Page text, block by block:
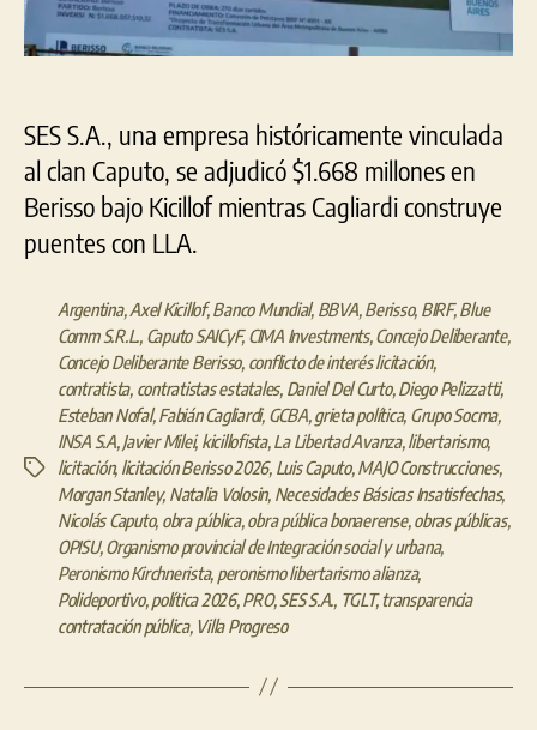
SES S.A., una empresa históricamente vinculada
al clan Caputo, se adjudicó $1.668 millones en
Berisso bajo Kicillof mientras Cagliardi construye
puentes con LLA.
Etiquetas
Argentina, Axel Kicillof,Banco Mundial, BBVA, Berisso, BIRF,Blue
Comm S.R.L.
Caputo SAICyF,CIMA Investments, Concejo Deliberante,
Concejo Deliberante Berisso, conflicto de interés licitación,
contratista, contratistas estatales, Daniel Del Curto, Diego Pelizzatti,
Esteban Nofal,Fabián Cagliardi, GCBA, grieta política, Grupo Socma,
INSA S.A, Javier Milei, kicillofista, La Libertad Avanza, libertarismo,
licitación, licitación Berisso 2026, Luis Caputo, MAJO Construcciones,
Morgan Stanley, Natalia Volosin, Necesidades Básicas Insatisfechas,
Nicolás Caputo, obra pública, obra pública bonaerense, obras públicas,
OPISU, Organismo provincial de Integración social y urbana,
Peronismo Kirchnerista, peronismo libertarismo alianza,
Polideportivo, política 2026, PRO, SES S.A. TGLT,transparencia
contratación pública, Villa Progreso